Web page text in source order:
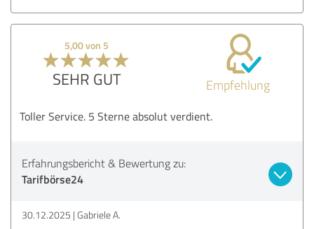
5,00 von 5
SEHR GUT Empfehlung
Toller Service. 5 Sterne absolut verdient.
Erfahrungsbericht & Bewertung zu:
Tarifbörse24
30.12.2025 Gabriele A.